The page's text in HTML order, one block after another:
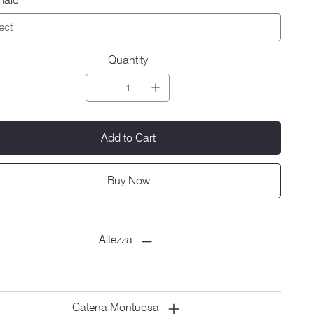
Quantity
Add to Cart
Buy Now
Altezza
Catena Montuosa